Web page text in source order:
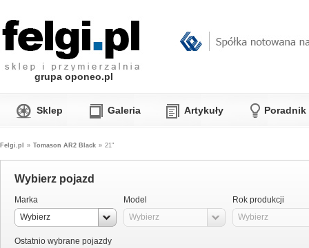
grupa oponeo.pl
Sklep Galeria Artykuły Poradnik
Felgi.pl » Tomason AR2 Black » 21"
Wybierz pojazd
Marka
Wybierz
Model
Wybierz
Rok produkcji
Wybierz
Ostatnio wybrane pojazdy